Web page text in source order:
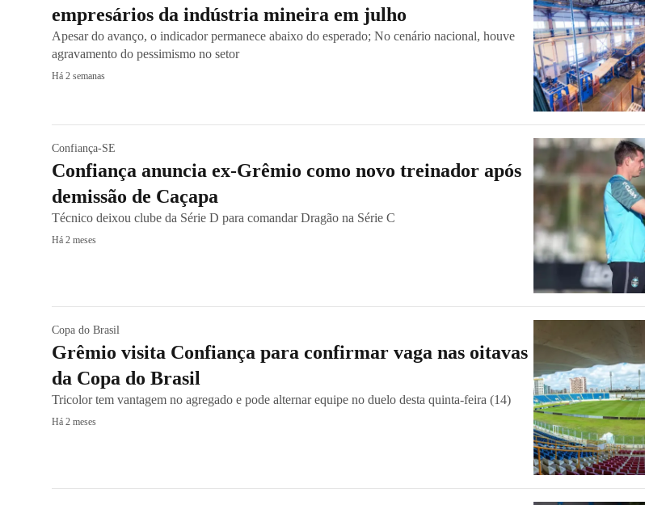
empresários da indústria mineira em julho
Apesar do avanço, o indicador permanece abaixo do esperado; No cenário nacional, houve
agravamento do pessimismo no setor
Há 2 semanas
Confiança-SE
Confiança anuncia ex-Grêmio como novo treinador após
demissão de Caçapa
Técnico deixou clube da Série D para comandar Dragão na Série C
Há 2 meses
Copa do Brasil
Grêmio visita Confiança para confirmar vaga nas oitavas
da Copa do Brasil
Tricolor tem vantagem no agregado e pode alternar equipe no duelo desta quinta-feira (14)
Há 2 meses